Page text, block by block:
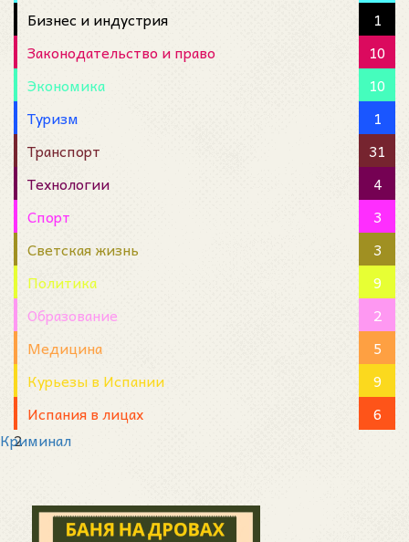
Бизнес и индустрия
1
Законодательство и право
10
Экономика
10
Туризм
1
Транспорт
31
Технологии
4
Спорт
3
Светская жизнь
3
Политика
9
Образование
2
Медицина
5
Курьезы в Испании
9
Испания в лицах
6
Криминал
2